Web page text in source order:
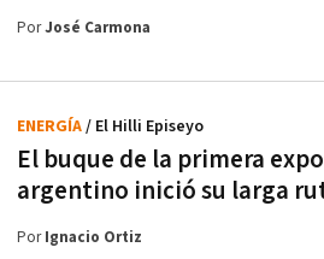
PorJosé Carmona
El buque de la primera
argentino inició su larga
ENERGÍA/ El Hilli Episeyo
PorIgnacio Ortiz